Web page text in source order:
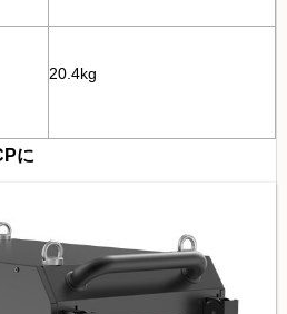
20.4kg
に